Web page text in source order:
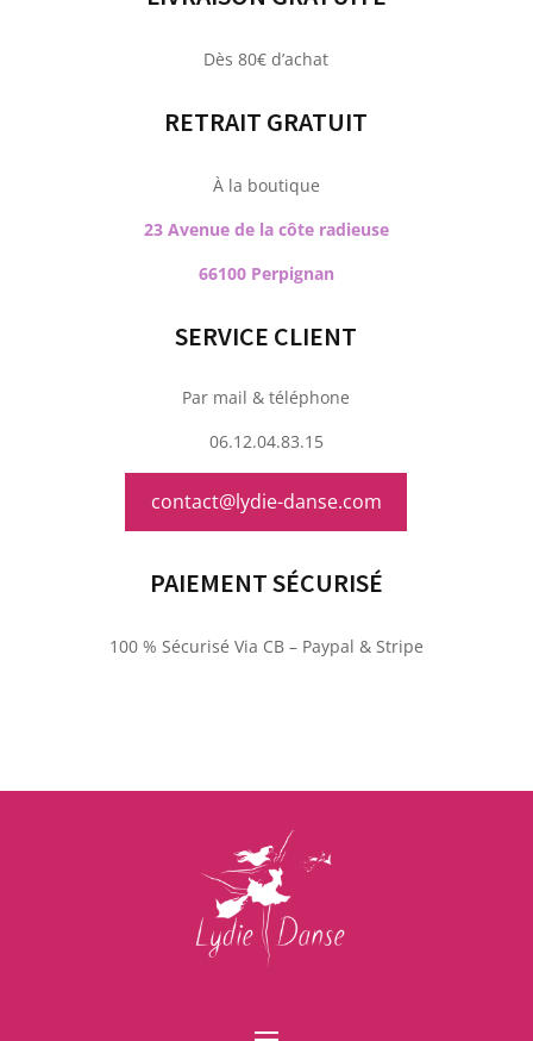
Dès 80€ d’achat
RETRAIT GRATUIT
À la boutique
23 Avenue de la côte radieuse
66100 Perpignan
SERVICE CLIENT
Par mail & téléphone
06.12.04.83.15
contact@lydie-danse.com
PAIEMENT SÉCURISÉ
100 % Sécurisé Via CB – Paypal & Stripe